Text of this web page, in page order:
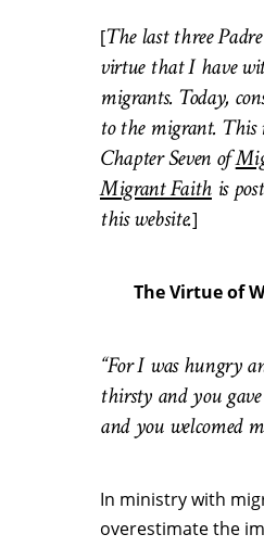
[The last three
virtue that I have
migrants. Today,
to the migrant. This
Chapter Seven of
Migrant Faithis
this website.]
The Virtue of
“For I was hungry
thirsty and you
and you welcomed
In ministry with
overestimate the